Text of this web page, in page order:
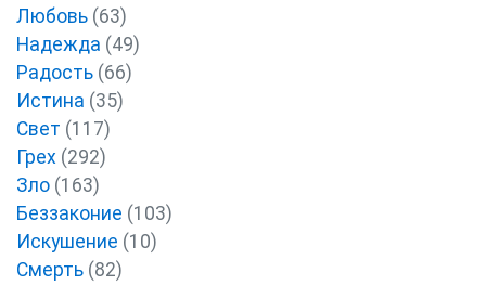
Любовь (63)
Надежда (49)
Радость (66)
Истина (35)
Свет (117)
Грех (292)
Зло (163)
Беззаконие (103)
Искушение (10)
Смерть (82)